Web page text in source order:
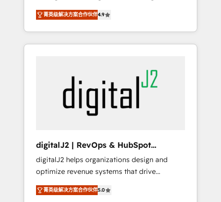
Partners) and was named 2023 HubSpot
Partner of the Year 💥 Trusted by 2,500+
companies to help them scale and close
more business, by using HubSpot (the right
www.onthefuze.com/hubspot-admin Contact
us to learn more!
et North America. Avec plus de 115 experts en
marketing automation, Growth, Revops, CRM
et webdesign. Markentive is both a
consulting firm, a digital agency and an
webdesign (We focus on EMEA - USA
customers).
菁英级解决方案合作伙伴4.9
digitalJ2 | RevOps & HubSpot
Implementations
digitalJ2 helps organizations design and
optimize revenue systems that drive
scalable, predictable growth. As a triple-
accredited HubSpot Solutions Partner, we
菁英级解决方案合作伙伴5.0